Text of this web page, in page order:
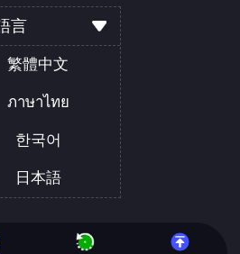
言
繁體中文
ภาษาไทย
한국어
日本語